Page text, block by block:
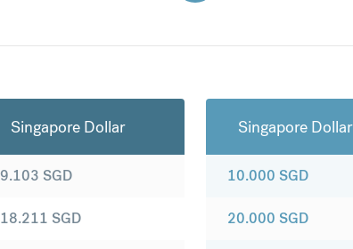
Singapore Dollar
9.103 SGD
18.211 SGD
Singapore Dollar
10.000 SGD
20.000 SGD